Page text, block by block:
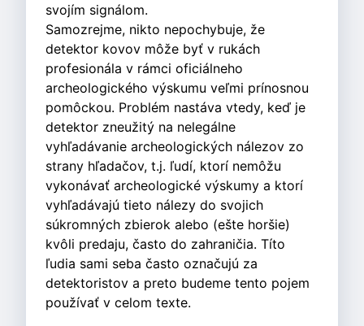
svojím signálom.
Samozrejme, nikto nepochybuje, že
detektor kovov môže byť v rukách
profesionála v rámci oficiálneho
archeologického výskumu veľmi prínosnou
pomôckou. Problém nastáva vtedy, keď je
detektor zneužitý na nelegálne
vyhľadávanie archeologických nálezov zo
strany hľadačov, t.j. ľudí, ktorí nemôžu
vykonávať archeologické výskumy a ktorí
vyhľadávajú tieto nálezy do svojich
súkromných zbierok alebo (ešte horšie)
kvôli predaju, často do zahraničia. Títo
ľudia sami seba často označujú za
detektoristov a preto budeme tento pojem
používať v celom texte.